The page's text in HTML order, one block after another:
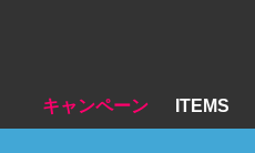
キャンペーン ITEMS